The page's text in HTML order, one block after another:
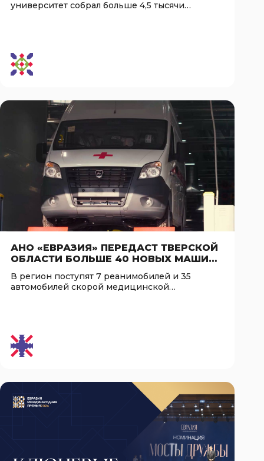
«ЕВРАЗИЯ»
университет собрал больше 4,5 тысячи
АНО «ЕВРАЗИЯ» ПЕРЕДАСТ ТВЕРСКОЙ
ОБЛАСТИ БОЛЬШЕ 40 НОВЫХ МАШИН
СКОРОЙ ПОМОЩИ УЖЕ В СЕНТЯБРЕ
В регион поступят 7 реанимобилей и 35
автомобилей скорой медицинской